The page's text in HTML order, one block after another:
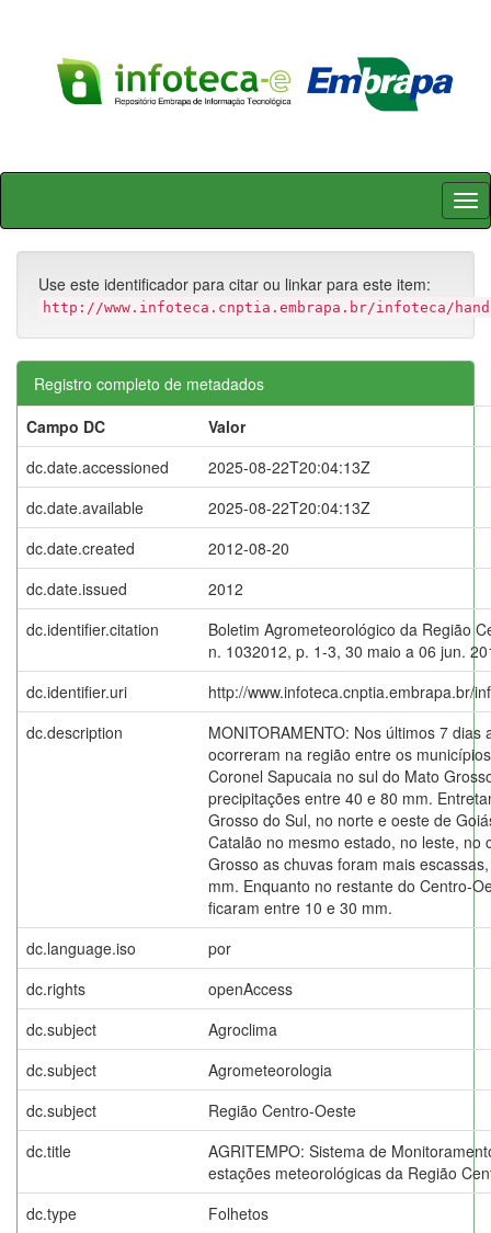
Skip
Use este identificador para citar ou linkar para este item:
http://www.infoteca.cnptia.embrapa.br/infoteca/
Registro completo de metadados
Campo DC
Valor
dc.date.accessioned
2025-08-22T20:04:13Z
dc.date.available
2025-08-22T20:04:13Z
dc.date.created
2012-08-20
dc.date.issued
2012
dc.identifier.citation
Boletim Agrometeorológico da Região
n. 1032012, p. 1-3, 30 maio a 06 jun.
dc.identifier.uri
http://www.infoteca.cnptia.embrapa.br/
dc.description
MONITORAMENTO: Nos últimos 7 dias
ocorreram na região entre os
Coronel Sapucaia no sul do Mato
precipitações entre 40 e 80 mm.
Grosso do Sul, no norte e oeste de
Catalão no mesmo estado, no leste, no
Grosso as chuvas foram mais
mm. Enquanto no restante do Centro-
ficaram entre 10 e 30 mm.
dc.language.iso
por
dc.rights
openAccess
dc.subject
Agroclima
dc.subject
Agrometeorologia
dc.subject
Região Centro-Oeste
dc.title
AGRITEMPO: Sistema de
estações meteorológicas da Região
dc.type
Folhetos